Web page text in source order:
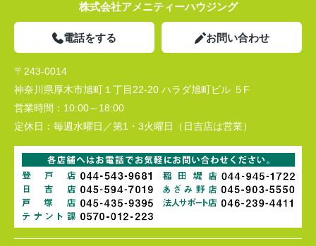
株式会社アメニティーハウジング
電話をする お問い合わせ
〒243-0014
神奈川県厚木市旭町１丁目22-20 ハラダ旭町ビル ５F
営業時間： 10:00～18:00
定休日： 毎週水曜日／第1・3火曜日（日吉店は営業）